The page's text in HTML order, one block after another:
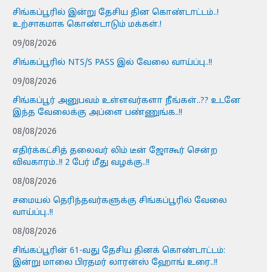
சிங்கப்பூரில் இன்று தேசிய தின கொண்டாட்டம்..!
உற்சாகமாக கொண்டாடும் மக்கள்.!
09/08/2026
சிங்கப்பூரில் NTS/S PASS இல் வேலை வாய்ப்பு..!!
09/08/2026
சிங்கப்பூர் அனுபவம் உள்ளவர்களா நீங்கள்..?? உடனே
இந்த வேலைக்கு அப்ளை பண்ணுங்க..!!
08/08/2026
எதிர்க்கட்சித் தலைவர் லிம் டீன் ஜோகூர் சென்ற
விவகாரம்..!! 2 பேர் மீது வழக்கு..!!
08/08/2026
சமையல் தெரிந்தவர்களுக்கு சிங்கப்பூரில் வேலை
வாய்ப்பு..!!
08/08/2026
சிங்கப்பூரின் 61-வது தேசிய தினக் கொண்டாட்டம்:
இன்று மாலை பிரதமர் லாரன்ஸ் ஹோங் உரை..!!